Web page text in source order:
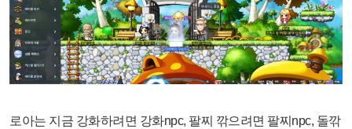
로아는 지금 강화하려면 강화npc, 팔찌 깎으려면 팔찌npc, 돌깎